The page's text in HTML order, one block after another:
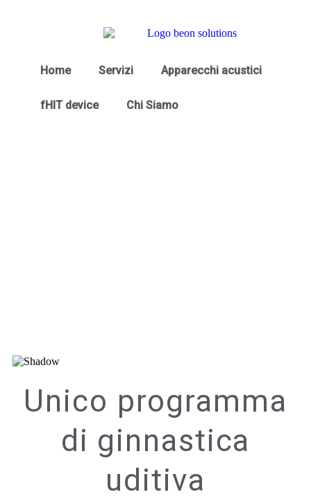
Home Servizi Apparecchi acustici
fHIT device Chi Siamo
Unico programma
di ginnastica
uditiva